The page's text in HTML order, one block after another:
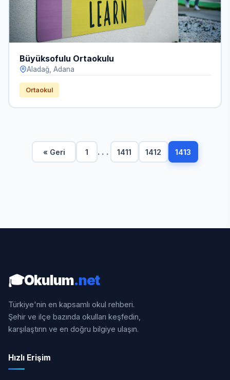
Büyüksofulu Ortaokulu
Aladağ, Adana
Ortaokul
« Geri 1 ... 1411 1412 1413
🎓Okulum.net
Türkiye'nin en kapsamlı okul rehberi.
Şehir ve ilçe bazında okulları keşfedin,
karşılaştırın ve en doğru bilgiye ulaşın.
Hızlı Erişim